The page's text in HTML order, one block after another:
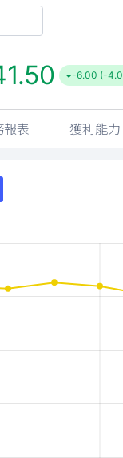
-6.00 (-
報表 獲利能力